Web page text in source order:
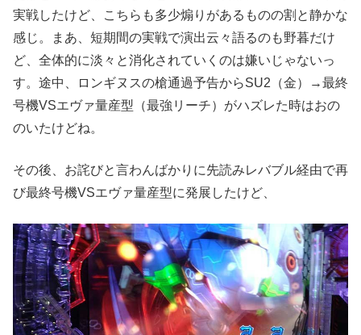
実戦したけど、こちらも多少煽りがあるものの割と静かな
感じ。まあ、短期間の実戦で演出云々語るのも野暮だけ
ど、全体的に淡々と消化されていくのは嫌いじゃないっ
す。途中、ロンギヌスの槍通過予告からSU2（金）→最終
号機VSエヴァ量産型（最強リーチ）がハズレた時はおの
のいたけどね。
その後、お詫びと言わんばかりに先読みレバブル経由で再
び最終号機VSエヴァ量産型に発展したけど、